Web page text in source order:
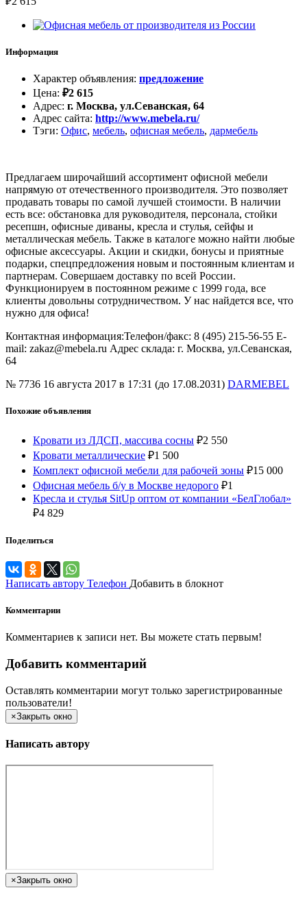
Информация
Характер объявления: предложение
Цена: ₽2 615
Адрес: г. Москва, ул.Севанская, 64
Адрес сайта: http://www.mebela.ru/
Тэги: Офис, мебель, офисная мебель, дармебель
Предлагаем широчайший ассортимент офисной мебели
напрямую от отечественного производителя. Это позволяет
продавать товары по самой лучшей стоимости. В наличии
есть все: обстановка для руководителя, персонала, стойки
ресепшн, офисные диваны, кресла и стулья, сейфы и
металлическая мебель. Также в каталоге можно найти любые
офисные аксессуары. Акции и скидки, бонусы и приятные
подарки, спецпредложения новым и постоянным клиентам и
партнерам. Совершаем доставку по всей России.
Функционируем в постоянном режиме с 1999 года, все
клиенты довольны сотрудничеством. У нас найдется все, что
нужно для офиса!
Контактная информация:Телефон/факс: 8 (495) 215-56-55 E-
mail: zakaz@mebela.ru Адрес склада: г. Москва, ул.Севанская,
64
№ 7736 16 августа 2017 в 17:31 (до 17.08.2031) DARMEBEL
Похожие объявления
Кровати из ЛДСП, массива сосны ₽2 550
Кровати металлические ₽1 500
Комплект офисной мебели для рабочей зоны ₽15 000
Офисная мебель б/у в Москве недорого ₽1
Кресла и стулья SitUp оптом от компании «БелГлобал»
₽4 829
Поделиться
Написать автору Телефон Добавить в блокнот
Комментарии
Комментариев к записи нет. Вы можете стать первым!
Добавить комментарий
Оставлять комментарии могут только зарегистрированные
пользователи!
×Закрыть окно
Написать автору
×Закрыть окно